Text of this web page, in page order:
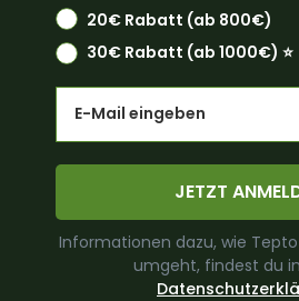
20€ Rabatt (ab 800€)
30€ Rabatt (ab 1000€) ⭐️
JETZT
Informationen dazu, wie
umgeht, findest du